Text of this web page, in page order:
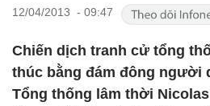
12/04/2013 - 09:47
Chiến dịch tranh cử tổng
thúc bằng đám đông người
Tổng thống lâm thời